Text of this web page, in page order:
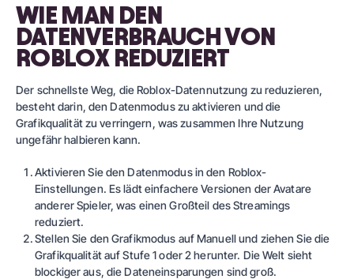
WIE MAN DEN
DATENVERBRAUCH VON
ROBLOX REDUZIERT
Der schnellste Weg, die Roblox-Datennutzung zu reduzieren,
besteht darin, den Datenmodus zu aktivieren und die
Grafikqualität zu verringern, was zusammen Ihre Nutzung
ungefähr halbieren kann.
Aktivieren Sie den Datenmodus in den Roblox-
Einstellungen. Es lädt einfachere Versionen der Avatare
anderer Spieler, was einen Großteil des Streamings
reduziert.
Stellen Sie den Grafikmodus auf Manuell und ziehen Sie die
Grafikqualität auf Stufe 1 oder 2 herunter. Die Welt sieht
blockiger aus, die Dateneinsparungen sind groß.